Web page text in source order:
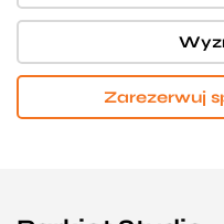
Zarezerwuj